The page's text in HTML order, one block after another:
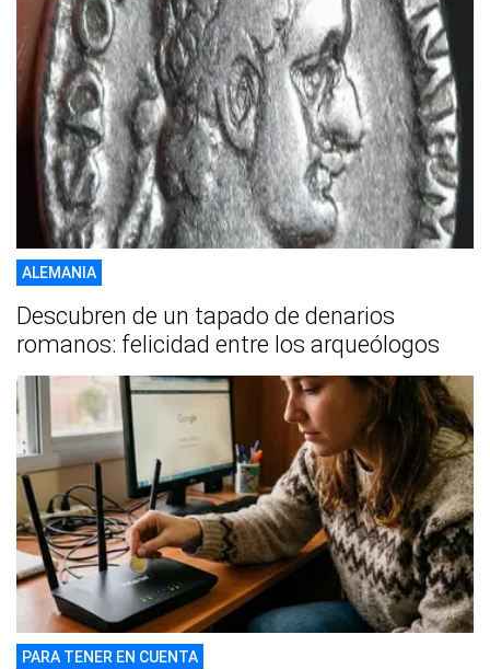
ALEMANIA
Descubren de un tapado de denarios
romanos: felicidad entre los arqueólogos
PARA TENER EN CUENTA